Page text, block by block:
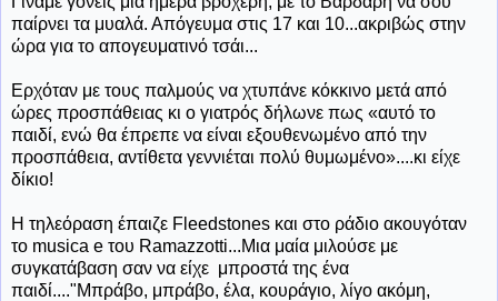
παίρνει τα μυαλά. Απόγευμα στις 17 και 10...ακριβώς στην
ώρα για το απογευματινό τσάι...
Ερχόταν με τους παλμούς να χτυπάνε κόκκινο μετά από
ώρες προσπάθειας κι ο γιατρός δήλωνε πως «αυτό το
παιδί, ενώ θα έπρεπε να είναι εξουθενωμένο από την
προσπάθεια, αντίθετα γεννιέται πολύ θυμωμένο»....κι είχε
δίκιο!
Η τηλεόραση έπαιζε Fleedstones και στο ράδιο ακουγόταν
το musica e του Ramazzotti...Μια μαία μιλούσε με
συγκατάβαση σαν να είχε μπροστά της ένα
παιδί...."Μπράβο, μπράβο, έλα, κουράγιο, λίγο ακόμη,